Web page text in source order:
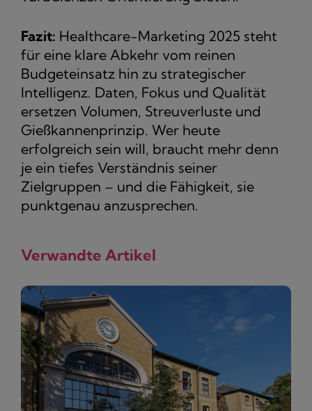
Fazit: Healthcare-Marketing 2025 steht
für eine klare Abkehr vom reinen
Budgeteinsatz hin zu strategischer
Intelligenz. Daten, Fokus und Qualität
ersetzen Volumen, Streuverluste und
Gießkannenprinzip. Wer heute
erfolgreich sein will, braucht mehr denn
je ein tiefes Verständnis seiner
Zielgruppen – und die Fähigkeit, sie
punktgenau anzusprechen.
Verwandte Artikel